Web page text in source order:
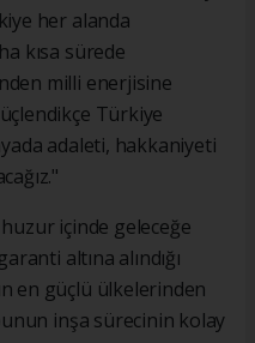
her alanda
kısa sürede
milli enerjisine
Türkiye
adaleti, hakkaniyeti
içinde geleceğe
altına alındığı
en güçlü ülkelerinden
inşa sürecinin kolay